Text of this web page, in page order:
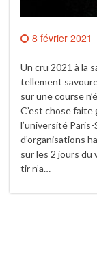
8 février 2021
Un cru 2021 à la
tellement
sur une course
C’est chose faite
l’université
d’organisations
sur les 2 jours
tir n’a…